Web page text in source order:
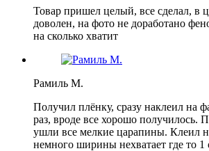
Товар пришел целый, все сделал, в
доволен, на фото не доработано
на сколько хватит
Рамиль М.
Получил плёнку, сразу наклеил на
раз, вроде все хорошо получилось.
ушли все мелкие царапины. Клеил
немного ширины нехватает где то 1